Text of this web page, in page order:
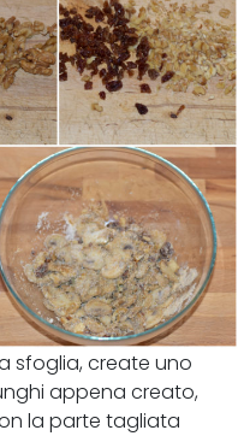
sfoglia, create uno
appena creato,
la parte tagliata